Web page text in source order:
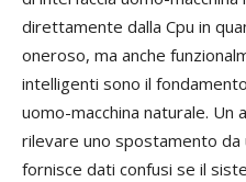
direttamente dalla Cpu in
oneroso, ma anche
intelligenti sono il
uomo-macchina naturale.
rilevare uno spostamento da
fornisce dati confusi se il